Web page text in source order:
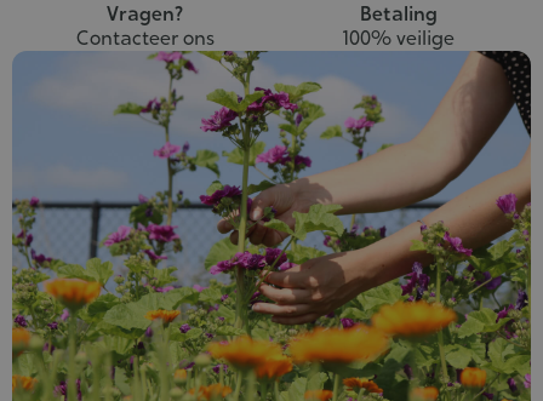
Vragen?
Contacteer ons
Betaling
100% veilige